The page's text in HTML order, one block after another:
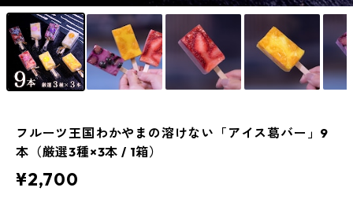
フルーツ王国わかやまの溶けない「アイス葛バー」9
本（厳選3種×3本 / 1箱）
¥2,700